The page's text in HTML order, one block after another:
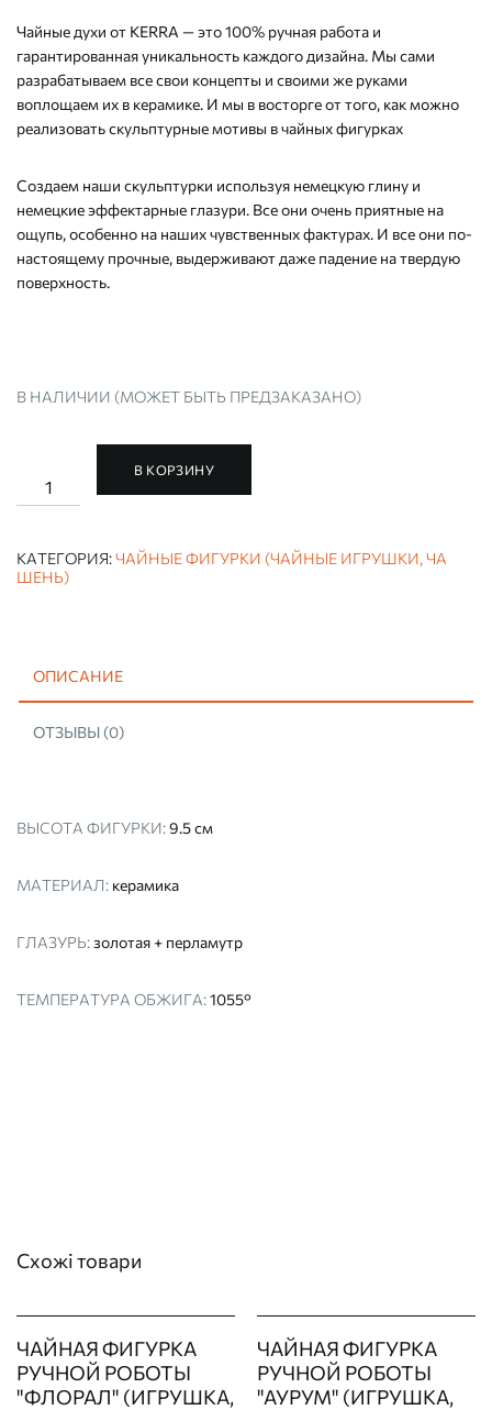
Чайные духи от KERRA — это 100% ручная работа и
гарантированная уникальность каждого дизайна. Мы сами
разрабатываем все свои концепты и своими же руками
воплощаем их в керамике. И мы в восторге от того, как можно
реализовать скульптурные мотивы в чайных фигурках
Создаем наши скульптурки используя немецкую глину и
немецкие эффектарные глазури. Все они очень приятные на
ощупь, особенно на наших чувственных фактурах. И все они по-
настоящему прочные, выдерживают даже падение на твердую
поверхность.
В НАЛИЧИИ (МОЖЕТ БЫТЬ ПРЕДЗАКАЗАНО)
Количество
ЧАЙНАЯ
РАБОТЫ
"ЗОЛОТОЙ
БУДДА"
В КОРЗИНУ
КАТЕГОРИЯ:ЧАЙНЫЕ ФИГУРКИ (ЧАЙНЫЕ ИГРУШКИ, ЧА
ШЕНЬ)
ОПИСАНИЕ
ОТЗЫВЫ (0)
ВЫСОТА ФИГУРКИ:9.5 см
МАТЕРИАЛ: керамика
ГЛАЗУРЬ:золотая + перламутр
ТЕМПЕРАТУРА ОБЖИГА:1055°
Схожі товари
ЧАЙНАЯ ФИГУРКА
РУЧНОЙ РОБОТЫ
"ФЛОРАЛ" (ИГРУШКА,
ЧАЙНАЯ ФИГУРКА
РУЧНОЙ РОБОТЫ
"АУРУМ" (ИГРУШКА,